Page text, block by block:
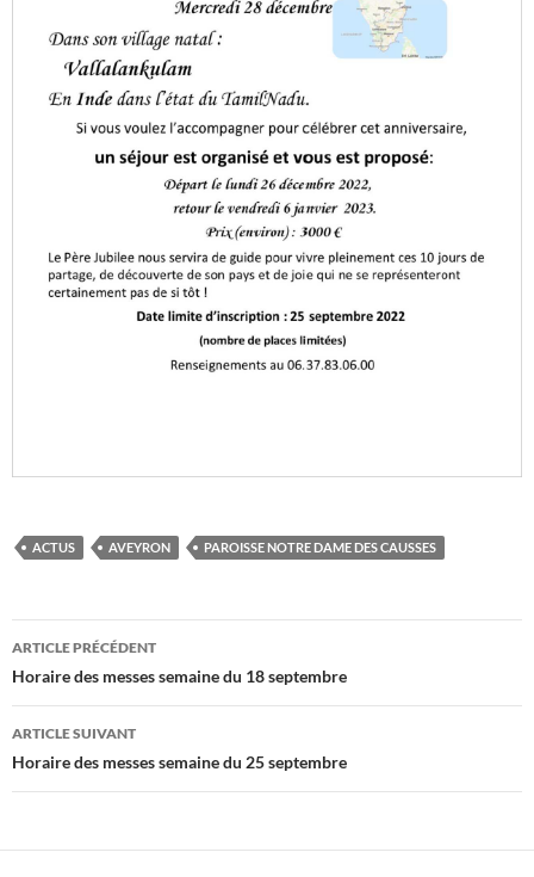
ACTUS AVEYRON PAROISSE NOTRE DAME DES CAUSSES
Navigation
des
articles
ARTICLE PRÉCÉDENT
Horaire des messes semaine du 18 septembre
ARTICLE SUIVANT
Horaire des messes semaine du 25 septembre